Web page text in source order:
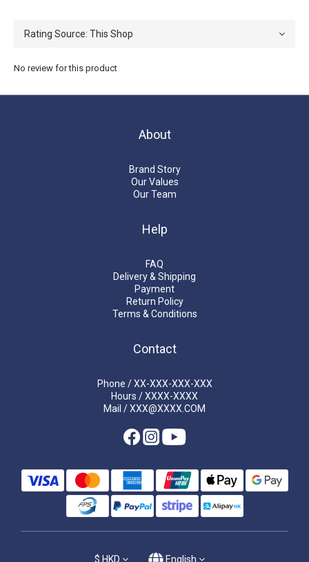
No review for this product
About
Brand Story
Our Values
Our Team
Help
FAQ
Delivery & Shipping
Payment
Return Policy
Terms & Conditions
Contact
Phone / XX-XXX-XXX-XXX
Hours / XXXX-XXXX
Mail / XXX@XXXX.COM
$ HKD English